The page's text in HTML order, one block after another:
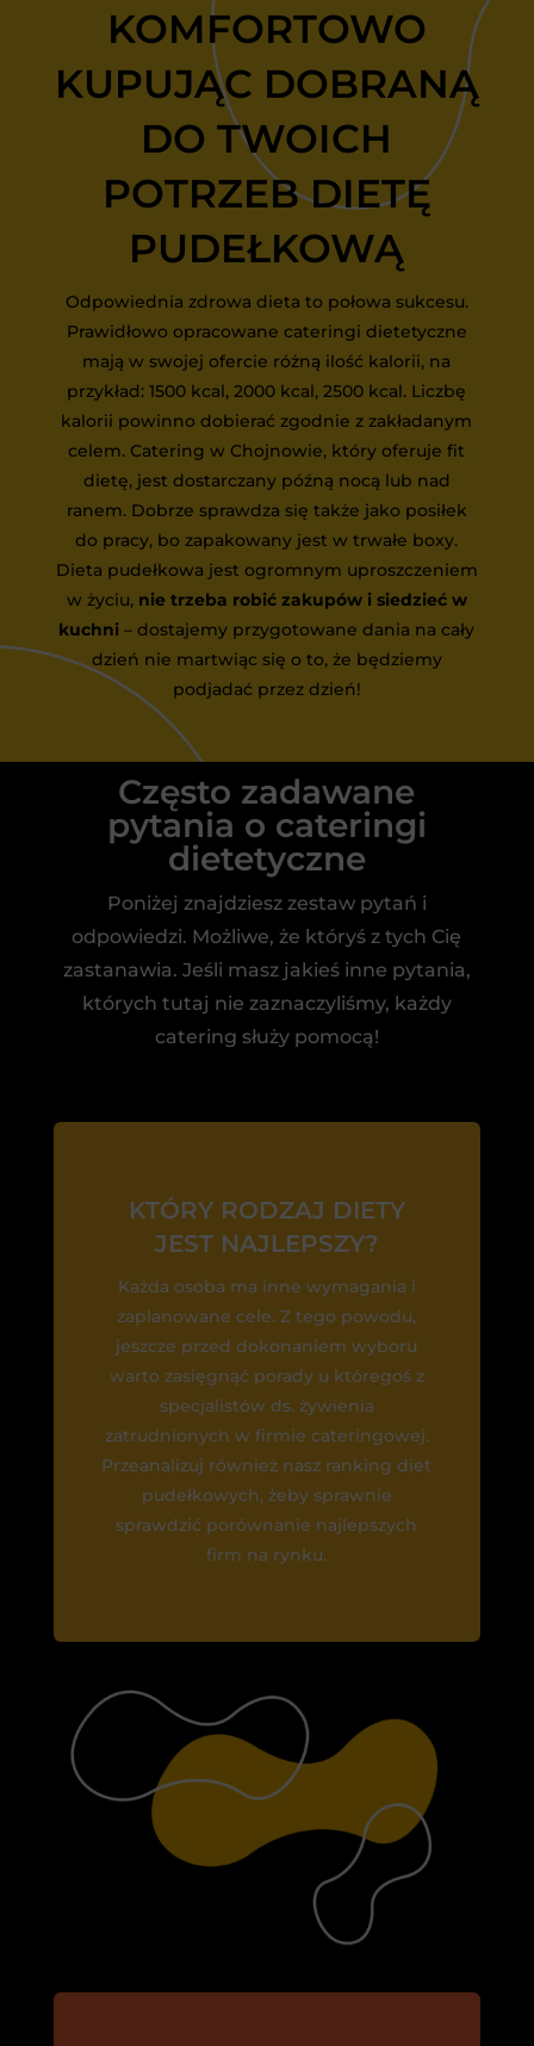
KOMFORTOWO
KUPUJĄC DOBRANĄ
DO TWOICH
POTRZEB DIETĘ
PUDEŁKOWĄ
Odpowiednia zdrowa dieta to połowa sukcesu.
Prawidłowo opracowane cateringi dietetyczne
mają w swojej ofercie różną ilość kalorii, na
przykład: 1500 kcal, 2000 kcal, 2500 kcal. Liczbę
kalorii powinno dobierać zgodnie z zakładanym
celem. Catering w Chojnowie, który oferuje fit
dietę, jest dostarczany późną nocą lub nad
ranem. Dobrze sprawdza się także jako posiłek
do pracy, bo zapakowany jest w trwałe boxy.
Dieta pudełkowa jest ogromnym uproszczeniem
w życiu, nie trzeba robić zakupów i siedzieć w
kuchni – dostajemy przygotowane dania na cały
dzień nie martwiąc się o to, że będziemy
podjadać przez dzień!
Często zadawane
pytania o cateringi
dietetyczne
Poniżej znajdziesz zestaw pytań i
odpowiedzi. Możliwe, że któryś z tych Cię
zastanawia. Jeśli masz jakieś inne pytania,
których tutaj nie zaznaczyliśmy, każdy
catering służy pomocą!
KTÓRY RODZAJ DIETY
JEST NAJLEPSZY?
Każda osoba ma inne wymagania i
zaplanowane cele. Z tego powodu,
jeszcze przed dokonaniem wyboru
warto zasięgnąć porady u któregoś z
specjalistów ds. żywienia
zatrudnionych w firmie cateringowej.
Przeanalizuj również nasz ranking diet
pudełkowych, żeby sprawnie
sprawdzić porównanie najlepszych
firm na rynku.